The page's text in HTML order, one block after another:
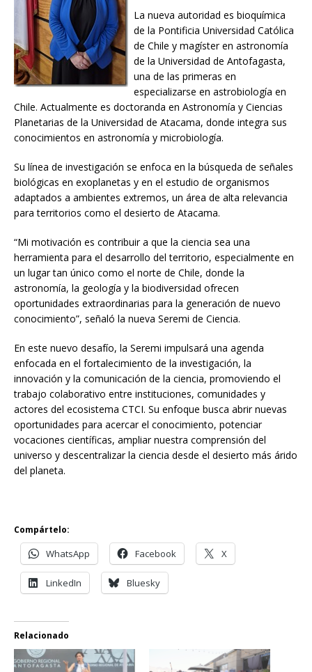
La nueva autoridad es bioquímica
de la Pontificia Universidad Católica
de Chile y magíster en astronomía
de la Universidad de Antofagasta,
una de las primeras en
especializarse en astrobiología en
Chile. Actualmente es doctoranda en Astronomía y Ciencias
Planetarias de la Universidad de Atacama, donde integra sus
conocimientos en astronomía y microbiología.
Su línea de investigación se enfoca en la búsqueda de señales
biológicas en exoplanetas y en el estudio de organismos
adaptados a ambientes extremos, un área de alta relevancia
para territorios como el desierto de Atacama.
“Mi motivación es contribuir a que la ciencia sea una
herramienta para el desarrollo del territorio, especialmente en
un lugar tan único como el norte de Chile, donde la
astronomía, la geología y la biodiversidad ofrecen
oportunidades extraordinarias para la generación de nuevo
conocimiento”, señaló la nueva Seremi de Ciencia.
En este nuevo desafío, la Seremi impulsará una agenda
enfocada en el fortalecimiento de la investigación, la
innovación y la comunicación de la ciencia, promoviendo el
trabajo colaborativo entre instituciones, comunidades y
actores del ecosistema CTCI. Su enfoque busca abrir nuevas
oportunidades para acercar el conocimiento, potenciar
vocaciones científicas, ampliar nuestra comprensión del
universo y descentralizar la ciencia desde el desierto más árido
del planeta.
Compártelo:
WhatsApp Facebook X
LinkedIn Bluesky
Relacionado